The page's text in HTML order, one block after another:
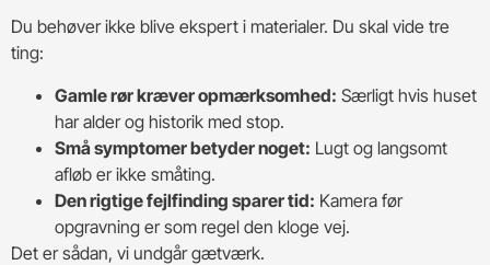
Du behøver ikke blive ekspert i materialer. Du skal vide tre
ting:
Gamle rør kræver opmærksomhed: Særligt hvis huset
har alder og historik med stop.
Små symptomer betyder noget: Lugt og langsomt
afløb er ikke småting.
Den rigtige fejlfinding sparer tid: Kamera før
opgravning er som regel den kloge vej.
Det er sådan, vi undgår gætværk.